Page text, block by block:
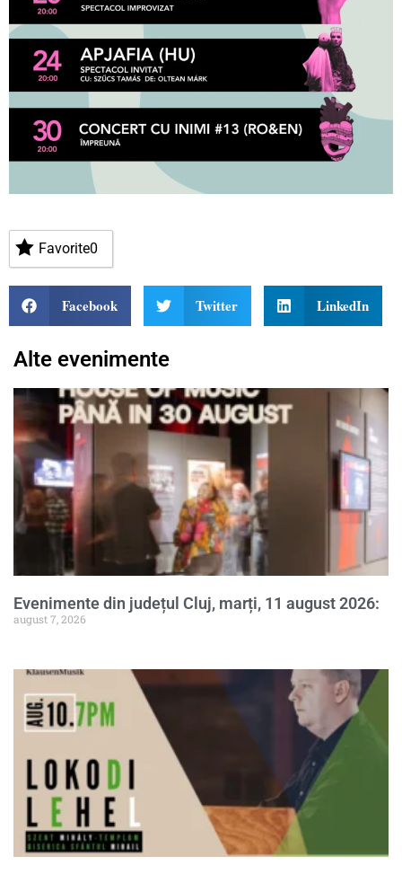
Favorite0
Facebook Twitter LinkedIn
Alte evenimente
Evenimente din județul Cluj, marți, 11 august 2026:
august 7, 2026